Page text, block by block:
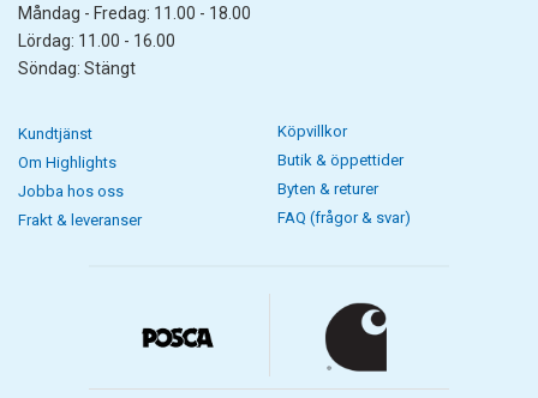
Måndag - Fredag: 11.00 - 18.00
Lördag: 11.00 - 16.00
Söndag: Stängt
Kundtjänst
Om Highlights
Jobba hos oss
Frakt & leveranser
Köpvillkor
Butik & öppettider
Byten & returer
FAQ (frågor & svar)